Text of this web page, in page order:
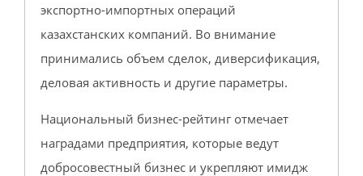
экспортно-импортных операций
казахстанских компаний. Во внимание
принимались объем сделок, диверсификация,
деловая активность и другие параметры.
Национальный бизнес-рейтинг отмечает
наградами предприятия, которые ведут
добросовестный бизнес и укрепляют имидж